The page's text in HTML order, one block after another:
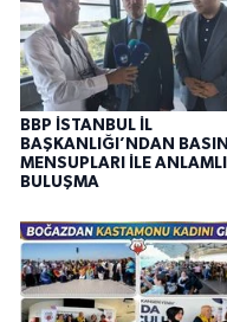
BBP İSTANBUL İL
BAŞKANLIĞI’NDAN BASIN
MENSUPLARI İLE ANLAMLI
BULUŞMA